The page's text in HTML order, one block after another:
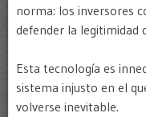
norma: los inversores
defender la legitimidad
Esta tecnología es
sistema injusto en el
volverse inevitable.